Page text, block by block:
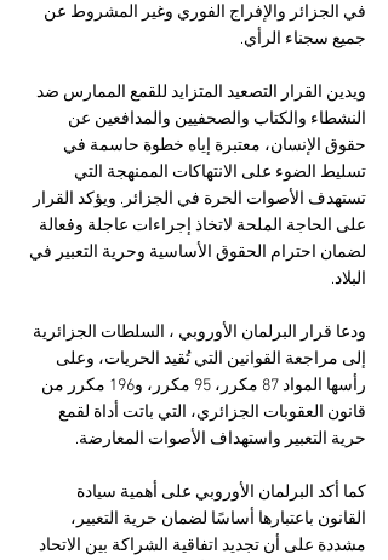
في الجزائر والإفراج الفوري وغير المشروط عن
جميع سجناء الرأي.
ويدين القرار التصعيد المتزايد للقمع الممارس ضد
النشطاء والكتاب والصحفيين والمدافعين عن
حقوق الإنسان، معتبرة إياه خطوة حاسمة في
تسليط الضوء على الانتهاكات الممنهجة التي
تستهدف الأصوات الحرة في الجزائر. ويؤكد القرار
على الحاجة الملحة لاتخاذ إجراءات عاجلة وفعالة
لضمان احترام الحقوق الأساسية وحرية التعبير في
البلاد.
ودعا قرار البرلمان الأوروبي ، السلطات الجزائرية
إلى مراجعة القوانين التي تُقيد الحريات، وعلى
رأسها المواد 87 مكرر، 95 مكرر، و196 مكرر من
قانون العقوبات الجزائري، التي باتت أداة لقمع
حرية التعبير واستهداف الأصوات المعارضة.
كما أكد البرلمان الأوروبي على أهمية سيادة
القانون باعتبارها أساسًا لضمان حرية التعبير،
مشددة على أن تجديد اتفاقية الشراكة بين الاتحاد